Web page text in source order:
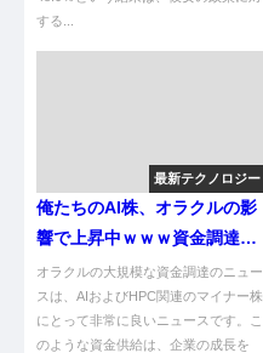
する...
最新テクノロジー
俺たちのAI株、オラクルの影
響で上昇中ｗｗｗ資金調達の
真実とは？
オラクルの大規模な資金調達のニュー
スは、AIおよびHPC関連のマイナー株
にとって非常に良いニュースです。こ
のような資金供給は、企業の成長を